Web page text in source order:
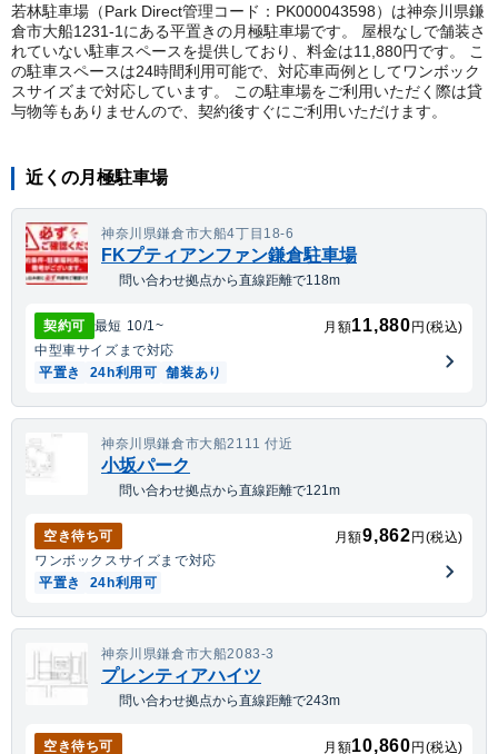
若林駐車場（Park Direct管理コード：PK000043598）は神奈川県鎌
倉市大船1231-1にある平置きの月極駐車場です。 屋根なしで舗装さ
れていない駐車スペースを提供しており、料金は11,880円です。 こ
の駐車スペースは24時間利用可能で、対応車両例としてワンボック
スサイズまで対応しています。 この駐車場をご利用いただく際は貸
与物等もありませんので、契約後すぐにご利用いただけます。
近くの月極駐車場
神奈川県鎌倉市大船4丁目18-6
FKプティアンファン鎌倉駐車場
問い合わせ拠点から直線距離で118m
契約可 最短 10/1~ 月額11,880 円(税込)
中型車サイズまで対応
平置き
24h利用可 舗装あり
神奈川県鎌倉市大船2111 付近
小坂パーク
問い合わせ拠点から直線距離で121m
空き待ち可 月額9,862 円(税込)
ワンボックスサイズまで対応
平置き
24h利用可
神奈川県鎌倉市大船2083-3
プレンティアハイツ
問い合わせ拠点から直線距離で243m
空き待ち可 月額10,860 円(税込)